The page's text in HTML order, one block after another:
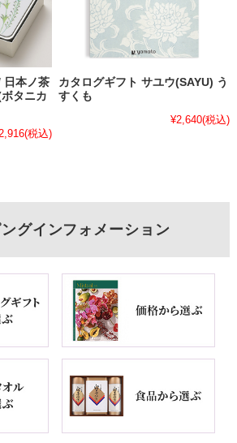
日本ノ茶
タニカ
(税込)
カタログギフト サユウ(SAYU) う
すくも
¥2,640(税込)
グインフォメーション